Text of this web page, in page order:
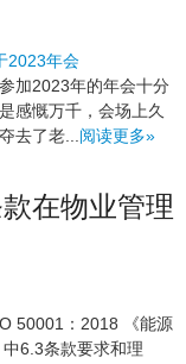
加2023年的年会十分
感慨万千，会场上久
去了老... 阅读更多»
在物业管理
50001：2018 《能源
6.3条款要求和理